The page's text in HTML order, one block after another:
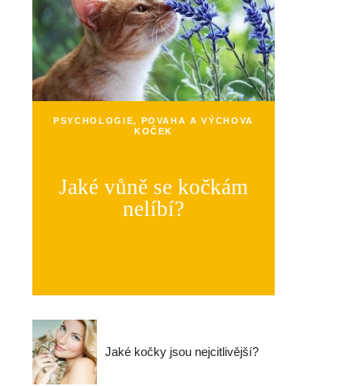
PSYCHOLOGIE, POVAHA A VÝCHOVA
KOČEK
Jaké vůně se kočkám
nelíbí?
Jaké kočky jsou nejcitlivější?